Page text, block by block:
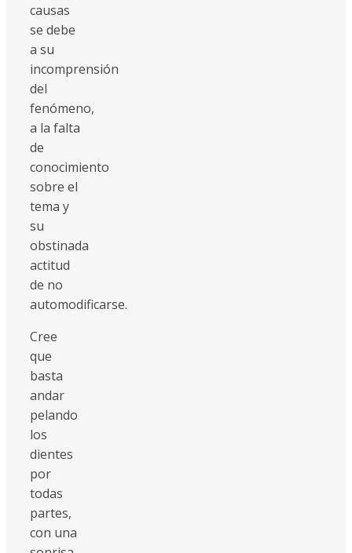
causas
se debe
a su
incomprensión
del
fenómeno,
a la falta
de
conocimiento
sobre el
tema y
su
obstinada
actitud
de no
automodificarse.
Cree
que
basta
andar
pelando
los
dientes
por
todas
partes,
con una